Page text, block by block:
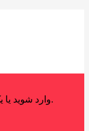
وارد شوید یا یک حساب کاربری جدید ایجاد کنید.